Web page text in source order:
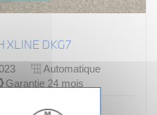
XLINE DKG7
Automatique
Garantie 24 mois